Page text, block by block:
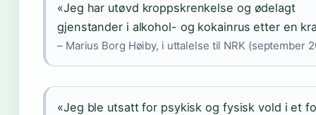
«Jeg har utøvd kroppskrenkelse og ødelagt
gjenstander i alkohol- og kokainrus etter en
– Marius Borg Høiby, i uttalelse til NRK (september
«Jeg ble utsatt for psykisk og fysisk vold i et